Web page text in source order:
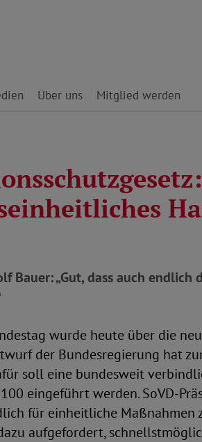
Über uns Mitglied werden
Bauer: „Gut, dass auch
wurde heute über die
der Bundesregierung hat
soll eine bundesweit
eingeführt werden. SoVD-
für einheitliche Maßnahmen
aufgefordert,